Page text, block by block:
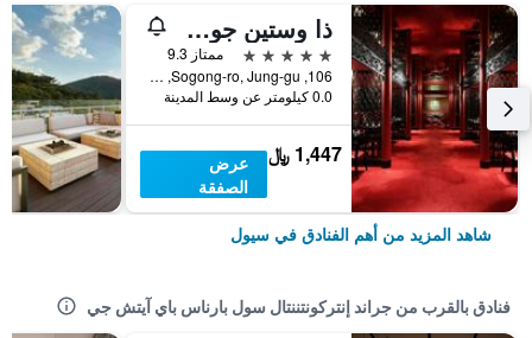
ذا وستين جوسون سول
5 نجوم
ممتاز 9.3
106, Sogong-ro, Jung-gu, سيول, كوريا الجنوبية
0.0 كيلومتر عن وسط المدينة
1,447 ﷼
عرض
الصفقة
شاهد المزيد من أهم الفنادق في سيول
فنادق بالقرب من جراند إنتركونتننتال سول بارناس باي آيتش جي